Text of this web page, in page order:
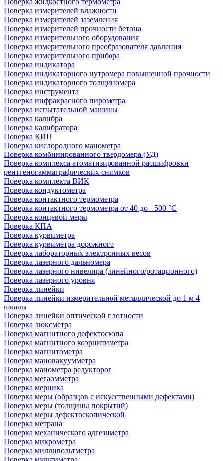
Поверка жидкостного термометра
Поверка измерителей влажности
Поверка измерителей заземления
Поверка измерителей прочности бетона
Поверка измерительного оборудования
Поверка измерительного преобразователя давления
Поверка измерительного прибора
Поверка индикатора
Поверка индикаторного нутромера повышенной прочности
Поверка индикаторного толщиномера
Поверка инструмента
Поверка инфракрасного пирометра
Поверка испытательной машины
Поверка калибра
Поверка калибратора
Поверка КИП
Поверка кислородного манометра
Поверка комбинированного твердомера (УД)
Поверка комплекса атоматизированной расшифровки
рентгеногаммаграфических снимков
Поверка комплекта ВИК
Поверка кондуктометра
Поверка контактного термометра
Поверка контактного термометра от 40 до +500 °С
Поверка концевой меры
Поверка КПА
Поверка курвиметра
Поверка курвиметра дорожного
Поверка лабораторных электронных весов
Поверка лазерного дальномера
Поверка лазерного нивелира (линейного/ротационного)
Поверка лазерного уровня
Поверка линейки
Поверка линейки измерительной металлической до 1 м 4
шкалы
Поверка линейки оптической плотности
Поверка люксметра
Поверка магнитного дефектоскопа
Поверка магнитного коэрцитиметра
Поверка магнитометра
Поверка мановакуумметра
Поверка манометра редукторов
Поверка мегаомметра
Поверка мерника
Поверка меры (образцов с искусственными дефектами)
Поверка меры (толщины покрытий)
Поверка меры дефектоскопической
Поверка метрана
Поверка механического адгезиметра
Поверка микрометра
Поверка милливольтметра
Поверка мультиметра